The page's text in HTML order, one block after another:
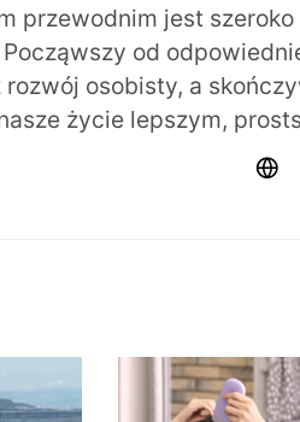
przewodnim jest
Począwszy od
osobisty, a
życie lepszym,